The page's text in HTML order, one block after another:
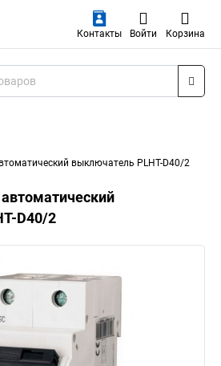
Контакты Войти Корзина
выключатель PLHT-D40/2
D40/2